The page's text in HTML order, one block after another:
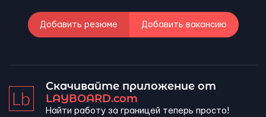
Добавить резюме Добавить вакансию
Скачивайте приложение от
LAYBOARD.com
Найти работу за границей теперь просто!